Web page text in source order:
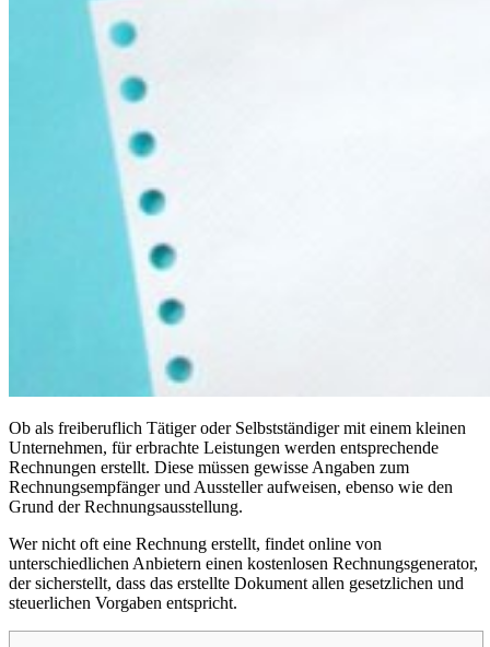
Ob als freiberuflich Tätiger oder Selbstständiger mit einem kleinen
Unternehmen, für erbrachte Leistungen werden entsprechende
Rechnungen erstellt. Diese müssen gewisse Angaben zum
Rechnungsempfänger und Aussteller aufweisen, ebenso wie den
Grund der Rechnungsausstellung.
Wer nicht oft eine Rechnung erstellt, findet online von
unterschiedlichen Anbietern einen kostenlosen Rechnungsgenerator,
der sicherstellt, dass das erstellte Dokument allen gesetzlichen und
steuerlichen Vorgaben entspricht.